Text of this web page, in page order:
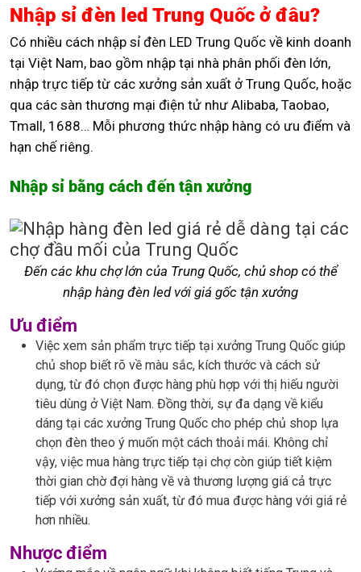
Nhập sỉ đèn led Trung Quốc ở đâu?
Có nhiều cách nhập sỉ đèn LED Trung Quốc về kinh doanh
tại Việt Nam, bao gồm nhập tại nhà phân phối đèn lớn,
nhập trực tiếp từ các xưởng sản xuất ở Trung Quốc, hoặc
qua các sàn thương mại điện tử như Alibaba, Taobao,
Tmall, 1688… Mỗi phương thức nhập hàng có ưu điểm và
hạn chế riêng.
Nhập sỉ bằng cách đến tận xưởng
Đến các khu chợ lớn của Trung Quốc, chủ shop có thể
nhập hàng đèn led với giá gốc tận xưởng
Ưu điểm
Việc xem sản phẩm trực tiếp tại xưởng Trung Quốc giúp
chủ shop biết rõ về màu sắc, kích thước và cách sử
dụng, từ đó chọn được hàng phù hợp với thị hiếu người
tiêu dùng ở Việt Nam. Đồng thời, sự đa dạng về kiểu
dáng tại các xưởng Trung Quốc cho phép chủ shop lựa
chọn đèn theo ý muốn một cách thoải mái. Không chỉ
vậy, việc mua hàng trực tiếp tại chợ còn giúp tiết kiệm
thời gian chờ đợi hàng về và thương lượng giá cả trực
tiếp với xưởng sản xuất, từ đó mua được hàng với giá rẻ
hơn nhiều.
Nhược điểm